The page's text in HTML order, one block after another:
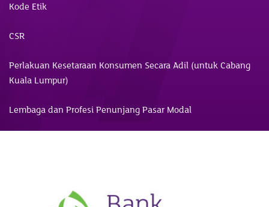
Kode Etik
CSR
Perlakuan Kesetaraan Konsumen Secara Adil (untuk Cabang
Kuala Lumpur)
Lembaga dan Profesi Penunjang Pasar Modal